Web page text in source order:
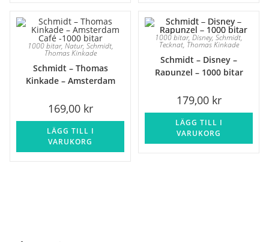
1000 bitar, Natur, Schmidt,
Thomas Kinkade
Schmidt – Thomas
Kinkade – Amsterdam
169,00 kr
LÄGG TILL I
VARUKORG
1000 bitar, Disney, Schmidt,
Tecknat, Thomas Kinkade
Schmidt – Disney –
Rapunzel – 1000 bitar
179,00 kr
LÄGG TILL I
VARUKORG